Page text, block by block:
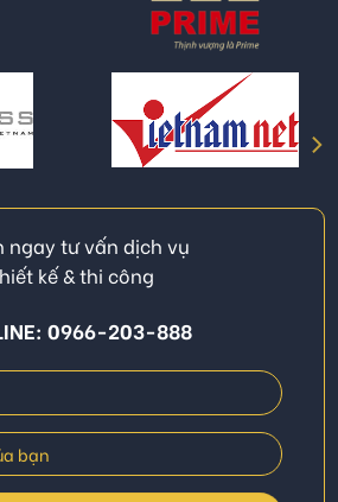
ngay tư vấn dịch vụ
kế & thi công
0966-203-888